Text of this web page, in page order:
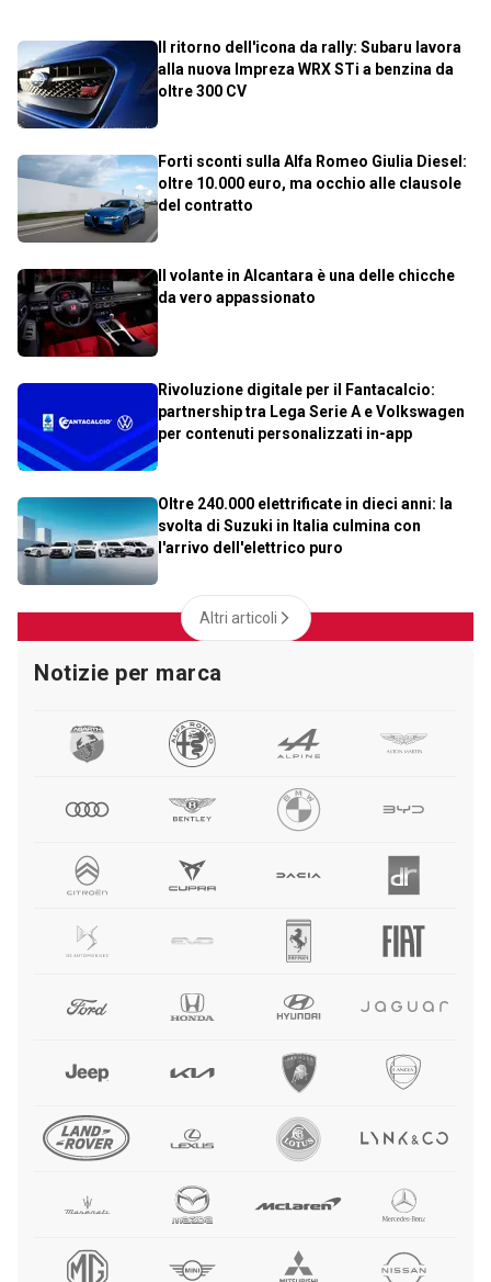
Il ritorno dell'icona da rally: Subaru lavora
alla nuova Impreza WRX STi a benzina da
oltre 300 CV
Forti sconti sulla Alfa Romeo Giulia Diesel:
oltre 10.000 euro, ma occhio alle clausole
del contratto
Il volante in Alcantara è una delle chicche
da vero appassionato
Rivoluzione digitale per il Fantacalcio:
partnership tra Lega Serie A e Volkswagen
per contenuti personalizzati in-app
Oltre 240.000 elettrificate in dieci anni: la
svolta di Suzuki in Italia culmina con
l'arrivo dell'elettrico puro
Altri articoli
Notizie per marca